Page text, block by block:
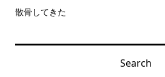
散骨してきた
Search